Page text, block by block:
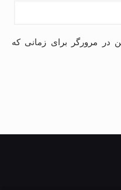
در مرورگر برای زمانی که